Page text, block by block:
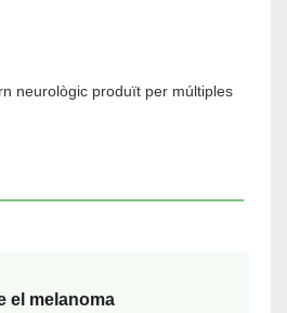
neurològic produït per múltiples
el melanoma